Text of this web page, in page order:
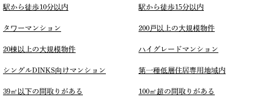
駅から徒歩10分以内 駅から徒歩15分以内
タワーマンション 200戸以上の大規模物件
20棟以上の大規模物件 ハイグレードマンション
シングルDINKS向けマンション 第一種低層住居専用地域内
39㎡以下の間取りがある 100㎡超の間取りがある